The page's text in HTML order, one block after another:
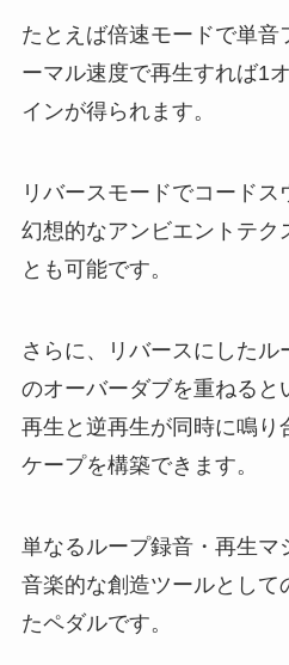
たとえば倍速モードで単音
ーマル速度で再生すれば1
インが得られます。
リバースモードでコードス
幻想的なアンビエントテク
とも可能です。
さらに、リバースにした
のオーバーダブを重ねると
再生と逆再生が同時に鳴り
ケープを構築できます。
単なるループ録音・再生マ
音楽的な創造ツールとして
たペダルです。